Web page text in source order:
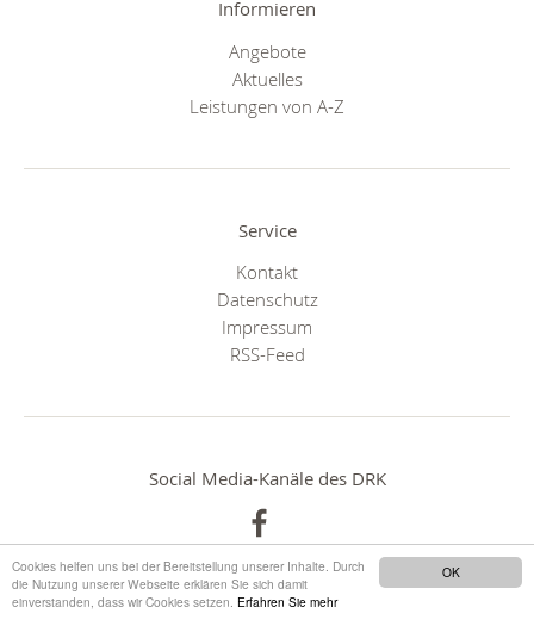
OK
Cookies helfen uns bei der Bereitstellung unserer Inhalte. Durch
die Nutzung unserer Webseite erklären Sie sich damit
einverstanden, dass wir Cookies setzen. Erfahren Sie mehr
Informieren
Angebote
Aktuelles
Leistungen von A-Z
Service
Kontakt
Datenschutz
Impressum
RSS-Feed
Social Media-Kanäle des DRK